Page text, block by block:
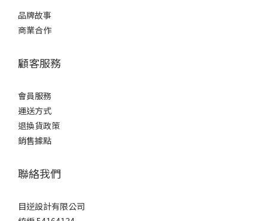
品牌故事
商業合作
顧客服務
會員服務
運送方式
退換貨政策
銷售據點
聯絡我們
目逆設計有限公司